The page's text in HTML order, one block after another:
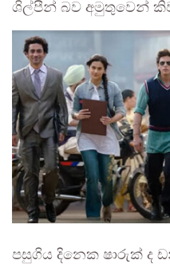
ශිල්පීන් බව අමුතුවෙන්
පසුගිය දිනෙක ෂාරුක් ද